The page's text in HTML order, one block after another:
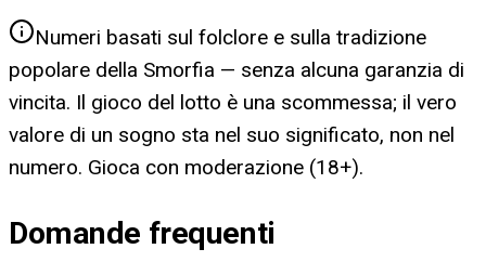
Numeri basati sul folclore e sulla tradizione
popolare della Smorfia — senza alcuna garanzia di
vincita. Il gioco del lotto è una scommessa; il vero
valore di un sogno sta nel suo significato, non nel
numero. Gioca con moderazione (18+).
Domande frequenti